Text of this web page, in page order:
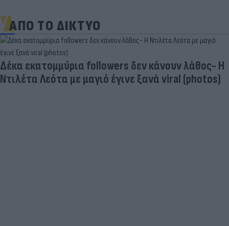
ΑΠΟ ΤΟ ΔΙΚΤΥΟ
Δέκα εκατομμύρια followers δεν κάνουν λάθος- Η
Ντιλέτα Λεότα με μαγιό έγινε ξανά viral (photos)